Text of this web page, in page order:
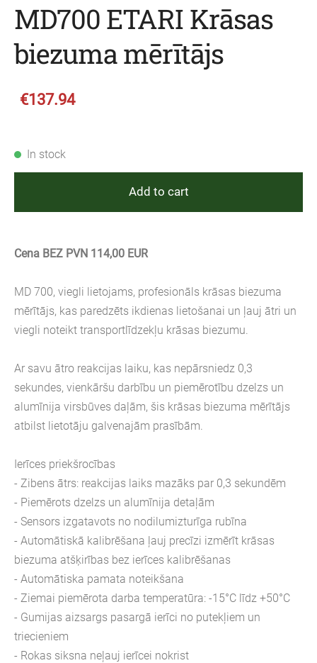
MD700 ETARI Krāsas
biezuma mērītājs
€137.94
In stock
Add to cart
Cena BEZ PVN 114,00 EUR
MD 700, viegli lietojams, profesionāls krāsas biezuma
mērītājs, kas paredzēts ikdienas lietošanai un ļauj ātri un
viegli noteikt transportlīdzekļu krāsas biezumu.
Ar savu ātro reakcijas laiku, kas nepārsniedz 0,3
sekundes, vienkāršu darbību un piemērotību dzelzs un
alumīnija virsbūves daļām, šis krāsas biezuma mērītājs
atbilst lietotāju galvenajām prasībām.
Ierīces priekšrocības
- Zibens ātrs: reakcijas laiks mazāks par 0,3 sekundēm
- Piemērots dzelzs un alumīnija detaļām
- Sensors izgatavots no nodilumizturīga rubīna
- Automātiskā kalibrēšana ļauj precīzi izmērīt krāsas
biezuma atšķirības bez ierīces kalibrēšanas
- Automātiska pamata noteikšana
- Ziemai piemērota darba temperatūra: -15°C līdz +50°C
- Gumijas aizsargs pasargā ierīci no putekļiem un
triecieniem
- Rokas siksna neļauj ierīcei nokrist